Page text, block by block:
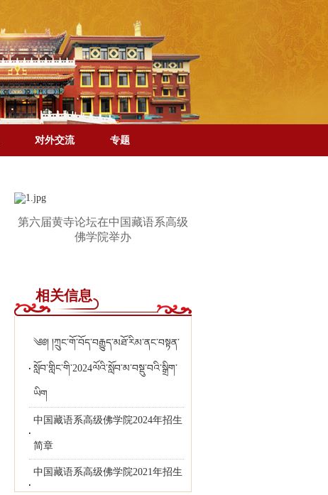
对外交流 专题
第六届黄寺论坛在中国藏语系高级
佛学院举办
相关信息
༄༅། །ཀྲུང་གོ་བོད་བརྒྱུད་མཐོ་རིམ་ནང་བསྟན་
སློབ་གླིང་གི་2024ལོའི་སློབ་མ་བསྡུ་བའི་སྒྲིག་
ཡིག
中国藏语系高级佛学院2024年招生
简章
中国藏语系高级佛学院2021年招生